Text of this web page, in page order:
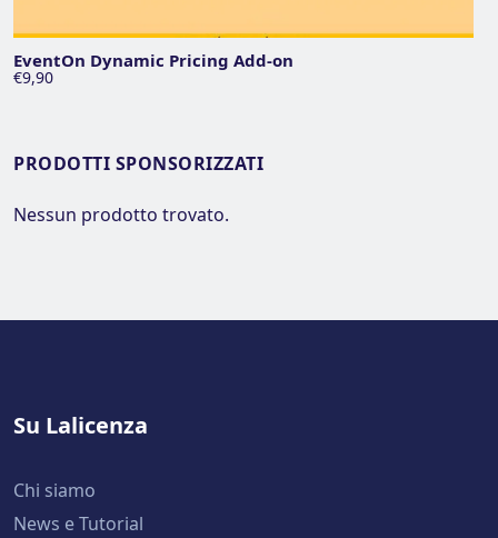
EventOn Dynamic Pricing Add-on
€9,90
PRODOTTI SPONSORIZZATI
Nessun prodotto trovato.
Su Lalicenza
Chi siamo
News e Tutorial